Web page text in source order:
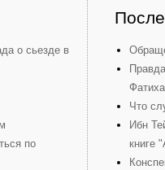
о сьезде в
по
Что
Ибн
книге